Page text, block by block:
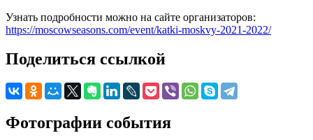
Узнать подробности можно на сайте организаторов:
https://moscowseasons.com/event/katki-moskvy-2021-2022/
Поделиться ссылкой
Фотографии события